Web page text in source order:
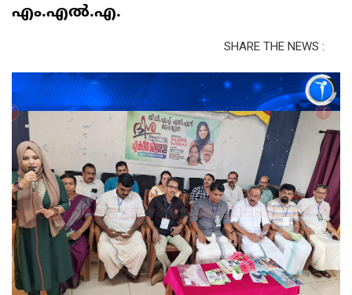
എം.എൽ.എ.
SHARE THE NEWS :